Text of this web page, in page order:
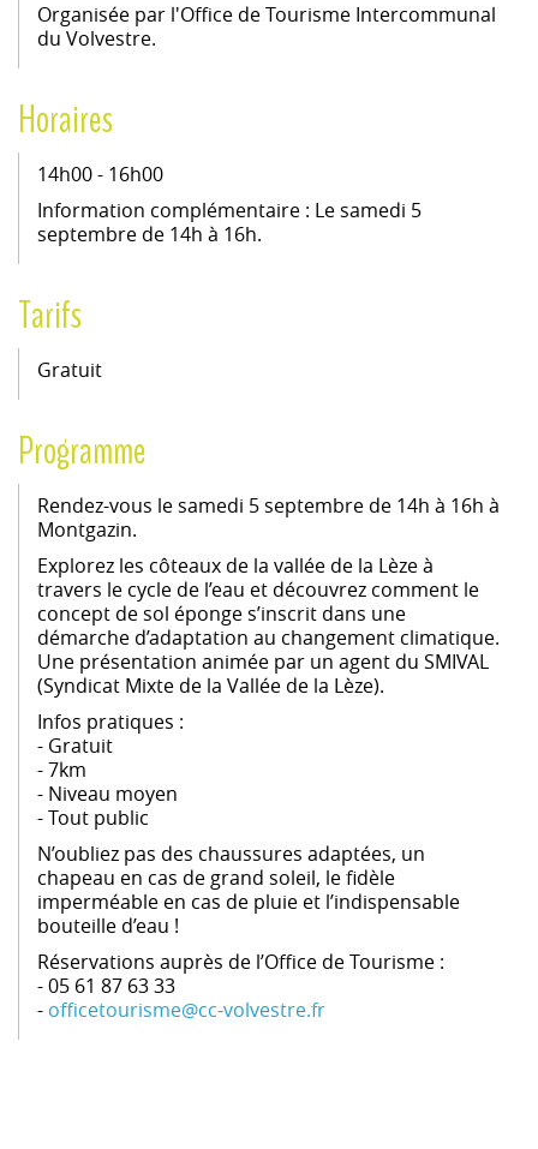
Organisée par l'Office de Tourisme Intercommunal
du Volvestre.
Horaires
14h00 - 16h00
Information complémentaire : Le samedi 5
septembre de 14h à 16h.
Tarifs
Gratuit
Programme
Rendez-vous le samedi 5 septembre de 14h à 16h à
Montgazin.
Explorez les côteaux de la vallée de la Lèze à
travers le cycle de l’eau et découvrez comment le
concept de sol éponge s’inscrit dans une
démarche d’adaptation au changement climatique.
Une présentation animée par un agent du SMIVAL
(Syndicat Mixte de la Vallée de la Lèze).
Infos pratiques :
- Gratuit
- 7km
- Niveau moyen
- Tout public
N’oubliez pas des chaussures adaptées, un
chapeau en cas de grand soleil, le fidèle
imperméable en cas de pluie et l’indispensable
bouteille d’eau !
Réservations auprès de l’Office de Tourisme :
- 05 61 87 63 33
- officetourisme@cc-volvestre.fr